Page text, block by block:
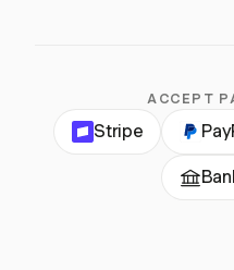
ACCEPT
Stripe